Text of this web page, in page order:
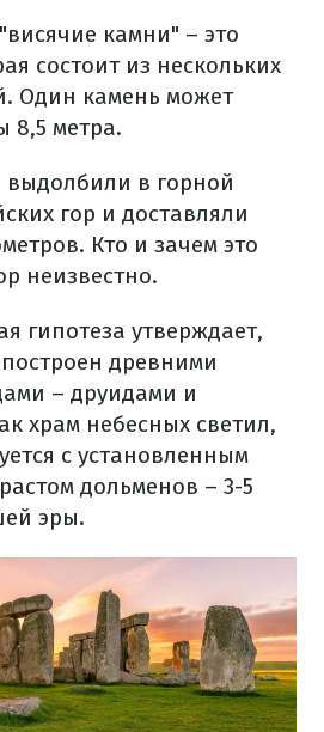
камни" – это
состоит из нескольких
Один камень может
8,5 метра.
в горной
гор и доставляли
Кто и зачем это
неизвестно.
гипотеза утверждает,
древними
– друидами и
храм небесных светил,
с установленным
дольменов – 3-5
эры.